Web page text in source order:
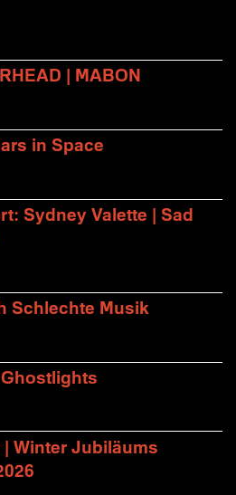
| MABON
in Space
Sydney Valette | Sad
Schlechte Musik
Winter Jubiläums